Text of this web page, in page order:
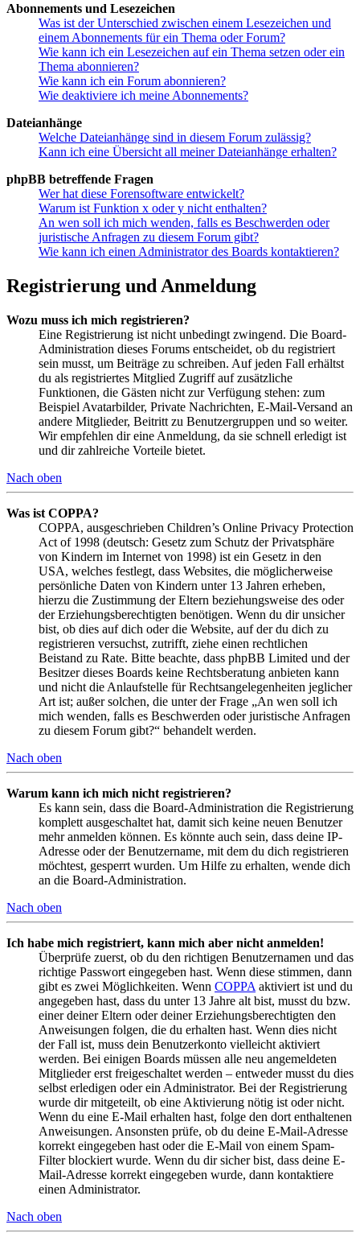
Abonnements und Lesezeichen
Was ist der Unterschied zwischen einem Lesezeichen und
einem Abonnements für ein Thema oder Forum?
Wie kann ich ein Lesezeichen auf ein Thema setzen oder ein
Thema abonnieren?
Wie kann ich ein Forum abonnieren?
Wie deaktiviere ich meine Abonnements?
Dateianhänge
Welche Dateianhänge sind in diesem Forum zulässig?
Kann ich eine Übersicht all meiner Dateianhänge erhalten?
phpBB betreffende Fragen
Wer hat diese Forensoftware entwickelt?
Warum ist Funktion x oder y nicht enthalten?
An wen soll ich mich wenden, falls es Beschwerden oder
juristische Anfragen zu diesem Forum gibt?
Wie kann ich einen Administrator des Boards kontaktieren?
Registrierung und Anmeldung
Wozu muss ich mich registrieren?
Eine Registrierung ist nicht unbedingt zwingend. Die Board-
Administration dieses Forums entscheidet, ob du registriert
sein musst, um Beiträge zu schreiben. Auf jeden Fall erhältst
du als registriertes Mitglied Zugriff auf zusätzliche
Funktionen, die Gästen nicht zur Verfügung stehen: zum
Beispiel Avatarbilder, Private Nachrichten, E-Mail-Versand an
andere Mitglieder, Beitritt zu Benutzergruppen und so weiter.
Wir empfehlen dir eine Anmeldung, da sie schnell erledigt ist
und dir zahlreiche Vorteile bietet.
Nach oben
Was ist COPPA?
COPPA, ausgeschrieben Children’s Online Privacy Protection
Act of 1998 (deutsch: Gesetz zum Schutz der Privatsphäre
von Kindern im Internet von 1998) ist ein Gesetz in den
USA, welches festlegt, dass Websites, die möglicherweise
persönliche Daten von Kindern unter 13 Jahren erheben,
hierzu die Zustimmung der Eltern beziehungsweise des oder
der Erziehungsberechtigten benötigen. Wenn du dir unsicher
bist, ob dies auf dich oder die Website, auf der du dich zu
registrieren versuchst, zutrifft, ziehe einen rechtlichen
Beistand zu Rate. Bitte beachte, dass phpBB Limited und der
Besitzer dieses Boards keine Rechtsberatung anbieten kann
und nicht die Anlaufstelle für Rechtsangelegenheiten jeglicher
Art ist; außer solchen, die unter der Frage „An wen soll ich
mich wenden, falls es Beschwerden oder juristische Anfragen
zu diesem Forum gibt?“ behandelt werden.
Nach oben
Warum kann ich mich nicht registrieren?
Es kann sein, dass die Board-Administration die Registrierung
komplett ausgeschaltet hat, damit sich keine neuen Benutzer
mehr anmelden können. Es könnte auch sein, dass deine IP-
Adresse oder der Benutzername, mit dem du dich registrieren
möchtest, gesperrt wurden. Um Hilfe zu erhalten, wende dich
an die Board-Administration.
Nach oben
Ich habe mich registriert, kann mich aber nicht anmelden!
Überprüfe zuerst, ob du den richtigen Benutzernamen und das
richtige Passwort eingegeben hast. Wenn diese stimmen, dann
gibt es zwei Möglichkeiten. Wenn COPPA aktiviert ist und du
angegeben hast, dass du unter 13 Jahre alt bist, musst du bzw.
einer deiner Eltern oder deiner Erziehungsberechtigten den
Anweisungen folgen, die du erhalten hast. Wenn dies nicht
der Fall ist, muss dein Benutzerkonto vielleicht aktiviert
werden. Bei einigen Boards müssen alle neu angemeldeten
Mitglieder erst freigeschaltet werden – entweder musst du dies
selbst erledigen oder ein Administrator. Bei der Registrierung
wurde dir mitgeteilt, ob eine Aktivierung nötig ist oder nicht.
Wenn du eine E-Mail erhalten hast, folge den dort enthaltenen
Anweisungen. Ansonsten prüfe, ob du deine E-Mail-Adresse
korrekt eingegeben hast oder die E-Mail von einem Spam-
Filter blockiert wurde. Wenn du dir sicher bist, dass deine E-
Mail-Adresse korrekt eingegeben wurde, dann kontaktiere
einen Administrator.
Nach oben